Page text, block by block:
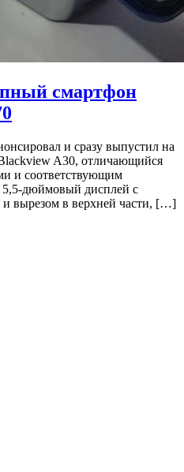
смартфон
и сразу выпустил на
A30, отличающийся
и соответствующим
дюймовый дисплей с
и вырезом в верхней части, […]